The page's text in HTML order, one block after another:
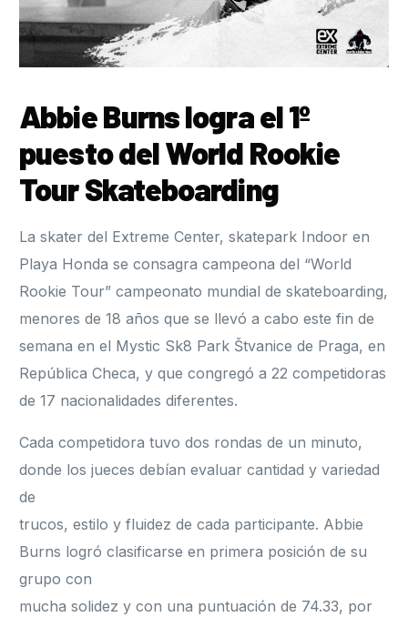
Abbie Burns logra el 1º
puesto del World Rookie
Tour Skateboarding
La skater del Extreme Center, skatepark Indoor en
Playa Honda se consagra campeona del “World
Rookie Tour” campeonato mundial de skateboarding,
menores de 18 años que se llevó a cabo este fin de
semana en el Mystic Sk8 Park Štvanice de Praga, en
República Checa, y que congregó a 22 competidoras
de 17 nacionalidades diferentes.
Cada competidora tuvo dos rondas de un minuto,
donde los jueces debían evaluar cantidad y variedad
de
trucos, estilo y fluidez de cada participante. Abbie
Burns logró clasificarse en primera posición de su
grupo con
mucha solidez y con una puntuación de 74.33, por